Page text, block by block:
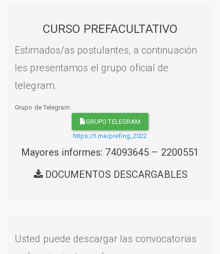
CURSO PREFACULTATIVO
Estimados/as postulantes, a continuación
les presentamos el grupo oficial de
telegram.
Grupo de Telegram:
GRUPO TELEGRAM
https://t.me/prefing_2022
Mayores informes: 74093645 – 2200551
DOCUMENTOS DESCARGABLES
Usted puede descargar las convocatorias